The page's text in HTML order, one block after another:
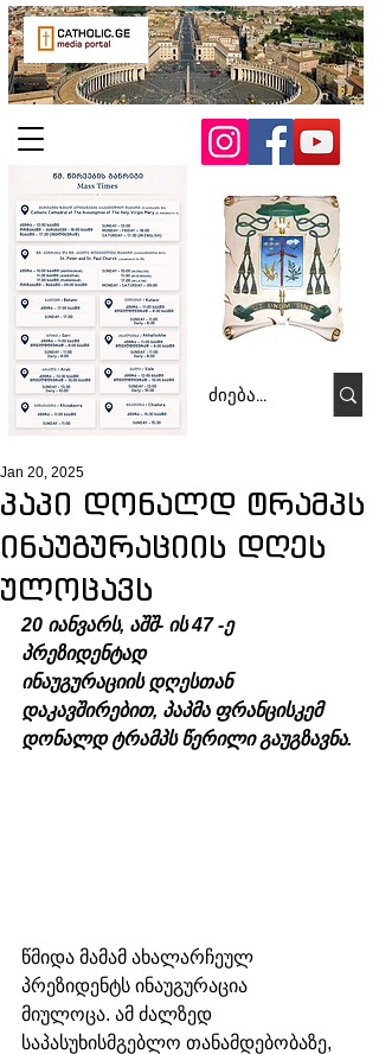
პაპი დონალდ ტრამპს
ინაუგურაციის დღეს
ულოცავს
Jan 20, 2025
20 იანვარს, აშშ- ის 47 -ე
პრეზიდენტად
ინაუგურაციის დღესთან
დაკავშირებით, პაპმა ფრანცისკემ
დონალდ ტრამპს წერილი გაუგზავნა.
წმიდა მამამ ახალარჩეულ
პრეზიდენტს ინაუგურაცია
მიულოცა. ამ ძალზედ
საპასუხისმგებლო თანამდებობაზე,